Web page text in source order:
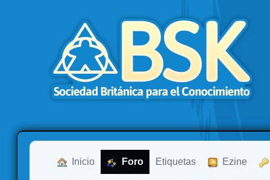
Inicio Foro Etiquetas Ezine